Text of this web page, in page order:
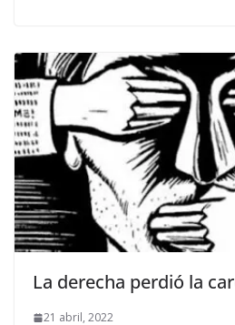
La derecha perdió la
21 abril, 2022